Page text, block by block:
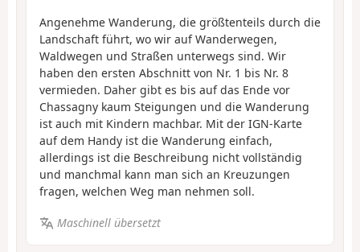
Angenehme Wanderung, die größtenteils durch die
Landschaft führt, wo wir auf Wanderwegen,
Waldwegen und Straßen unterwegs sind. Wir
haben den ersten Abschnitt von Nr. 1 bis Nr. 8
vermieden. Daher gibt es bis auf das Ende vor
Chassagny kaum Steigungen und die Wanderung
ist auch mit Kindern machbar. Mit der IGN-Karte
auf dem Handy ist die Wanderung einfach,
allerdings ist die Beschreibung nicht vollständig
und manchmal kann man sich an Kreuzungen
fragen, welchen Weg man nehmen soll.
Maschinell übersetzt